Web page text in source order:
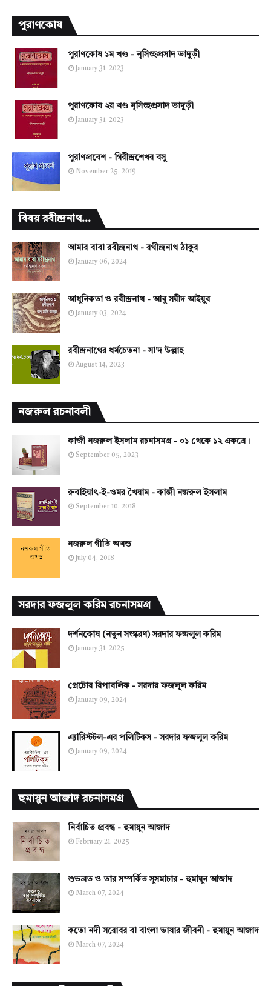
পুরাণকোষ
পুরাণকোষ ১ম খণ্ড - নৃসিংহপ্রসাদ ভাদুড়ী
January 31, 2023
পুরাণকোষ ২য় খণ্ড নৃসিংহপ্রসাদ ভাদুড়ী
January 31, 2023
পুরাণপ্রবেশ - গিরীন্দ্রশেখর বসু
November 25, 2019
বিষয় রবীন্দ্রনাথ...
আমার বাবা রবীন্দ্রনাথ - রথীন্দ্রনাথ ঠাকুর
January 06, 2024
আধুনিকতা ও রবীন্দ্রনাথ - আবু সয়ীদ আইয়ুব
January 03, 2024
রবীন্দ্রনাথের ধর্মচেতনা - সা'দ উল্লাহ
August 14, 2023
নজরুল রচনাবলী
কাজী নজরুল ইসলাম রচনাসমগ্র - ০১ থেকে ১২ একত্রে।
September 05, 2023
রুবাইয়াৎ-ই-ওমর খৈয়াম - কাজী নজরুল ইসলাম
September 10, 2018
নজরুল গীতি অখন্ড
July 04, 2018
সরদার ফজলুল করিম রচনাসমগ্র
দর্শনকোষ (নতুন সংস্করণ) সরদার ফজলুল করিম
January 31, 2025
প্লেটোর রিপাবলিক - সরদার ফজলুল করিম
January 09, 2024
এ্যারিস্টটল-এর পলিটিকস - সরদার ফজলুল করিম
January 09, 2024
হুমায়ুন আজাদ রচনাসমগ্র
নির্বাচিত প্রবন্ধ - হুমায়ুন আজাদ
February 21, 2025
শুভব্রত ও তার সম্পর্কিত সুসমাচার - হুমায়ুন আজাদ
March 07, 2024
কতো নদী সরোবর বা বাংলা ভাষার জীবনী - হুমায়ুন আজাদ
March 07, 2024